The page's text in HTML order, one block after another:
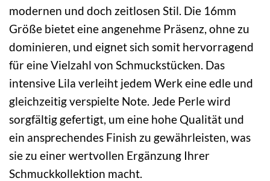
modernen und doch zeitlosen Stil. Die 16mm
Größe bietet eine angenehme Präsenz, ohne zu
dominieren, und eignet sich somit hervorragend
für eine Vielzahl von Schmuckstücken. Das
intensive Lila verleiht jedem Werk eine edle und
gleichzeitig verspielte Note. Jede Perle wird
sorgfältig gefertigt, um eine hohe Qualität und
ein ansprechendes Finish zu gewährleisten, was
sie zu einer wertvollen Ergänzung Ihrer
Schmuckkollektion macht.